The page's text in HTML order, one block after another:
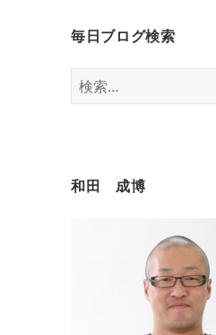
毎日ブログ検索
検
索:
和田 成博